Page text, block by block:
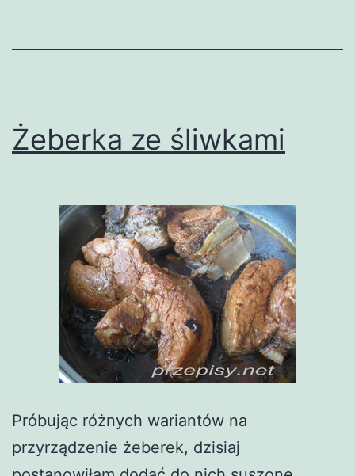
Żeberka ze śliwkami
Próbując różnych wariantów na
przyrządzenie żeberek, dzisiaj